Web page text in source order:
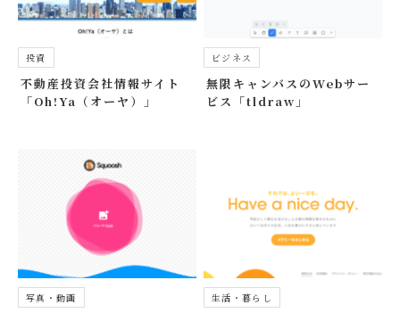
投資
不動産投資会社情報サイト
「Oh!Ya（オーヤ）」
ビジネス
無限キャンバスのWebサー
ビス「tldraw」
写真・動画 生活・暮らし